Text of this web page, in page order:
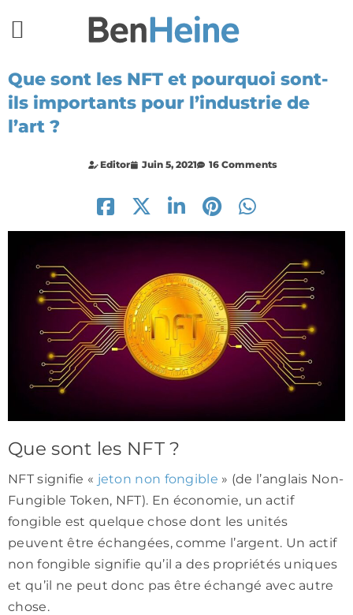
Que sont les NFT et pourquoi sont-
ils importants pour l’industrie de
l’art ?
Editor Juin 5, 2021 16 Comments
Que sont les NFT ?
NFT signifie « jeton non fongible » (de l’anglais Non-
Fungible Token, NFT). En économie, un actif
fongible est quelque chose dont les unités
peuvent être échangées, comme l’argent. Un actif
non fongible signifie qu’il a des propriétés uniques
et qu’il ne peut donc pas être échangé avec autre
chose.